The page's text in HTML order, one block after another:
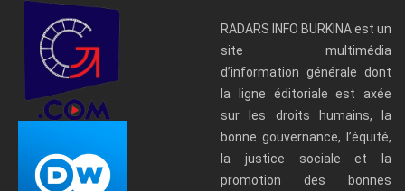
RADARS INFO BURKINA est un
site multimédia
d’information générale dont
la ligne éditoriale est axée
sur les droits humains, la
bonne gouvernance, l’équité,
la justice sociale et la
promotion des bonnes